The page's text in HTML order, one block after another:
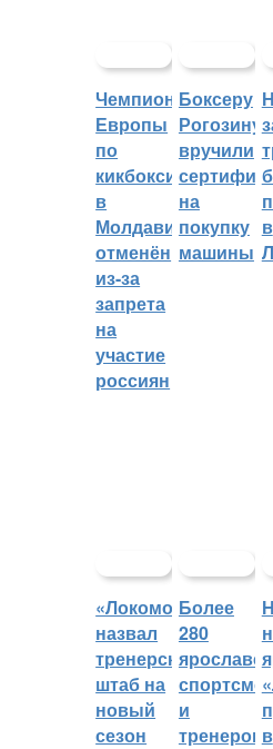
Чемпионат
Европы
по
кикбоксингу
в
Молдавии
отменён
из-за
запрета
на
участие
россиян
Боксеру
Рогозину
вручили
на
покупку
машины
в
«Локомотив»
назвал
тренерский
штаб на
новый
сезон
Более
280
и
тренеров в